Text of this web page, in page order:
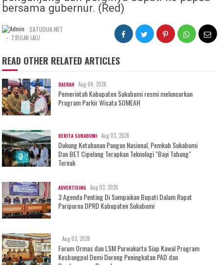
bersama gubernur. (Red)
SATUDUA.NET
- 2 BULAN LALU
READ OTHER RELATED ARTICLES
DAERAH Aug 04, 2026
Pemerintah Kabupaten Sukabumi resmi meluncurkan
Program Parkir Wisata SOMEAH
BERITA SUKABUMI Aug 03, 2026
Dukung Ketahanan Pangan Nasional, Pemkab Sukabumi
Dan BET Cipelang Terapkan Teknologi "Bayi Tabung"
Ternak
ADVERTISING Aug 03, 2026
3 Agenda Penting Di Sampaikan Bupati Dalam Rapat
Paripurna DPRD Kabupaten Sukabumi
Aug 03, 2026
Forum Ormas dan LSM Purwakarta Siap Kawal Program
Kesbangpol Demi Dorong Peningkatan PAD dan